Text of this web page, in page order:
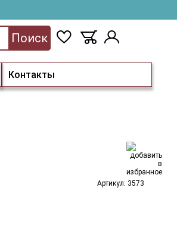
Контакты
Поиск
Артикул: 3573